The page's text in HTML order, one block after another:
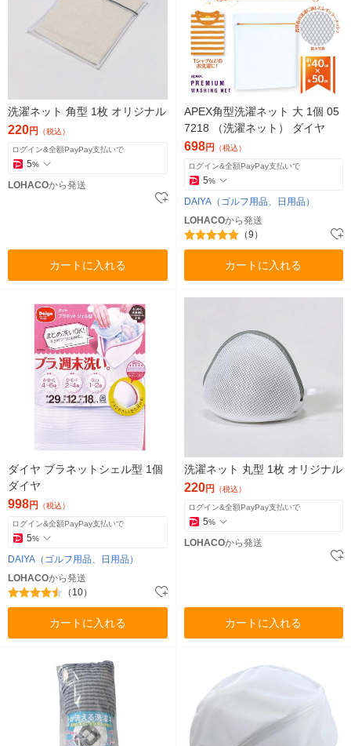
洗濯ネット 角型 1枚 オリジナル
220円 （税込）
ログイン&全額PayPay支払いで
5%
LOHACOから発送
カートに入れる
APEX角型洗濯ネット 大 1個 05
7218 （洗濯ネット） ダイヤ
698円 （税込）
ログイン&全額PayPay支払いで
5%
DAIYA（ゴルフ用品、日用品）
LOHACOから発送
（9）
カートに入れる
ダイヤ ブラネットシェル型 1個
ダイヤ
998円 （税込）
ログイン&全額PayPay支払いで
5%
DAIYA（ゴルフ用品、日用品）
LOHACOから発送
（10）
カートに入れる
洗濯ネット 丸型 1枚 オリジナル
220円 （税込）
ログイン&全額PayPay支払いで
5%
LOHACOから発送
カートに入れる